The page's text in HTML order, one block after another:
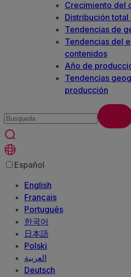
Crecimiento del
Distribución
Tendencias de
Tendencias del
contenidos
Año de
Tendencias
producción
Español
English
Français
Português
한국어
日本語
Polski
العربية‏
Deutsch